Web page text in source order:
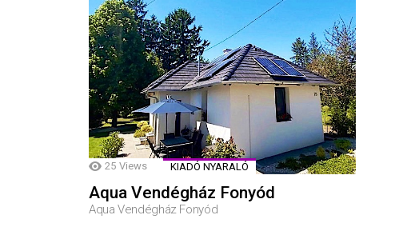
25 Views KIADÓ NYARALÓ
Aqua Vendégház Fonyód
Aqua Vendégház Fonyód